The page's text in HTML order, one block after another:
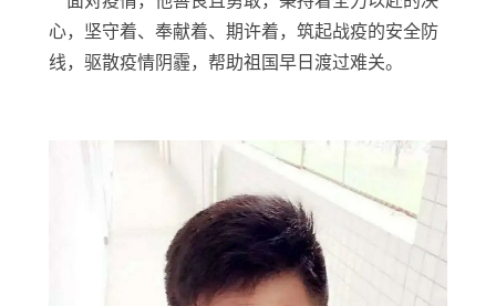
心，坚守着、奉献着、期许着，筑起战疫的安全防
线，驱散疫情阴霾，帮助祖国早日渡过难关。